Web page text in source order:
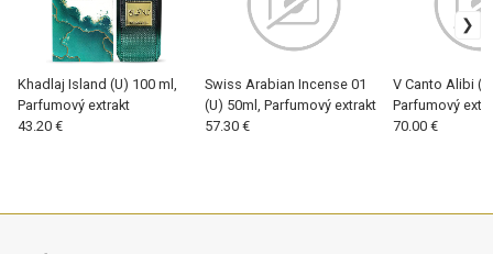
Khadlaj Island (U) 100 ml,
Parfumový extrakt
43.20 €
Swiss Arabian Incense 01
(U) 50ml, Parfumový extrakt
57.30 €
V Canto Alibi
Parfumový
70.00 €